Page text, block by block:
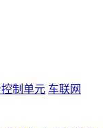
制单元 车联网